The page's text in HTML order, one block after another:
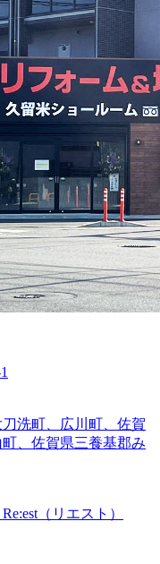
洗町、広川町、佐賀
、佐賀県三養基郡み